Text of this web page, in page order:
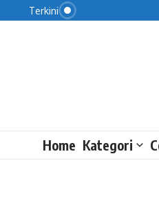
Lewati ke konten
Terkini
Home Kategori